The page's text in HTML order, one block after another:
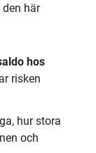
här
hos
risken
hur stora
och